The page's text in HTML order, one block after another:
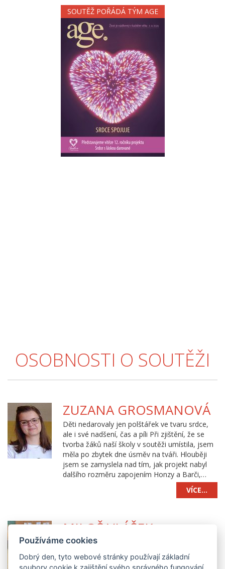
SOUTĚŽ POŘÁDÁ TÝM AGE
OSOBNOSTI O SOUTĚŽI
ZUZANA GROSMANOVÁ
Děti nedarovaly jen polštářek ve tvaru srdce,
ale i své nadšení, čas a píli Při zjištění, že se
tvorba žáků naší školy v soutěži umístila, jsem
měla po zbytek dne úsměv na tváři. Hlouběji
jsem se zamyslela nad tím, jak projekt nabyl
dalšího rozměru zapojením Honzy a Barči,…
VÍCE…
MILOŠ VLÁŠEK
Neskutečnou dětskou fantazii jsme zcela pustili
z otěží Na začátku všeho byla dvě docela
obyčejná slova: „zajímavý projekt“. Jako
Používáme cookies
Dobrý den, tyto webové stránky používají základní
soubory cookie k zajištění svého správného fungování